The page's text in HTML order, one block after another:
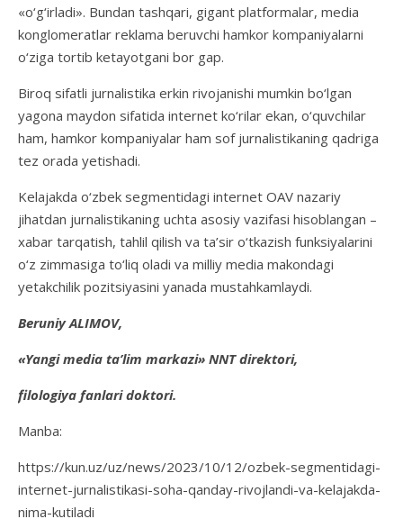
«o‘g‘irladi». Bundan tashqari, gigant platformalar, media
konglomeratlar reklama beruvchi hamkor kompaniyalarni
o‘ziga tortib ketayotgani bor gap.
Biroq sifatli jurnalistika erkin rivojanishi mumkin bo‘lgan
yagona maydon sifatida internet ko‘rilar ekan, o‘quvchilar
ham, hamkor kompaniyalar ham sof jurnalistikaning qadriga
tez orada yetishadi.
Kelajakda o‘zbek segmentidagi internet OAV nazariy
jihatdan jurnalistikaning uchta asosiy vazifasi hisoblangan –
xabar tarqatish, tahlil qilish va ta’sir o‘tkazish funksiyalarini
o‘z zimmasiga to‘liq oladi va milliy media makondagi
yetakchilik pozitsiyasini yanada mustahkamlaydi.
Beruniy ALIMOV,
«Yangi media ta’lim markazi» NNT direktori,
filologiya fanlari doktori.
Manba:
https://kun.uz/uz/news/2023/10/12/ozbek-segmentidagi-
internet-jurnalistikasi-soha-qanday-rivojlandi-va-kelajakda-
nima-kutiladi